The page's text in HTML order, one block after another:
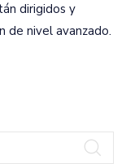
dirigidos y
de nivel avanzado.